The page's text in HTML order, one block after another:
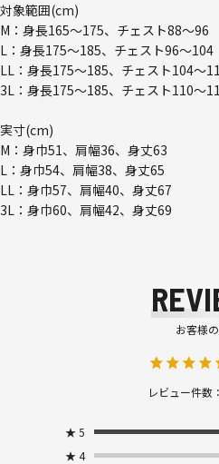
対象範囲(cm)
M：身長165～175、チェスト88～96
L：身長175～185、チェスト96～104
LL：身長175～185、チェスト104～
3L：身長175～185、チェスト110～
実寸(cm)
M：身巾51、肩幅36、身丈63
L：身巾54、肩幅38、身丈65
LL：身巾57、肩幅40、身丈67
3L：身巾60、肩幅42、身丈69
お客様
レビュー件数：
★ 5
★ 4